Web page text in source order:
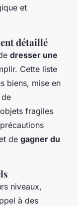
et
détaillé
dresser une
Cette liste
biens, mise en
fragiles
de gagner du
niveaux,
à des